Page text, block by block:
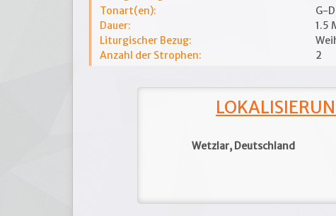
Tonart(en):
G-
Dauer:
1.5
Liturgischer Bezug:
Anzahl der Strophen:
2
Wetzlar, Deutschland